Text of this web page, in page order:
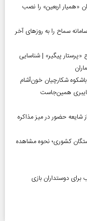
«همیار اربعین» را نصب
| ثبت‌نام در سامانه سماح را به روز‌های آخر
«پرستار پیگیر» | شناسایی
همین‌جاست
حضور در میز مذاکره
بازنشستگان کشوری؛ نحوه مشاهده